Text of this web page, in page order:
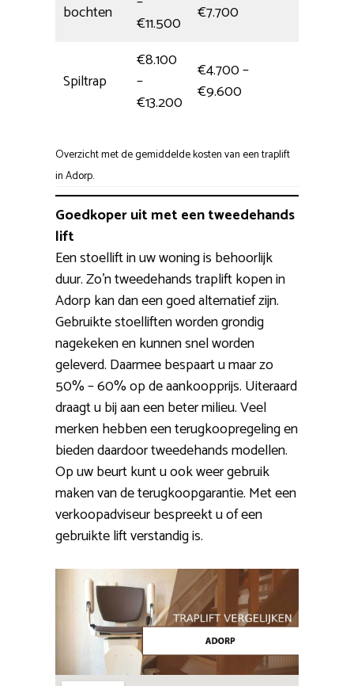
bochten
€11.500
€7.700
Spiltrap
€8.100
–
€13.200
€4.700 –
€9.600
Overzicht met de gemiddelde kosten van een traplift
in Adorp.
Goedkoper uit met een tweedehands
lift
Een stoellift in uw woning is behoorlijk
duur. Zo’n tweedehands traplift kopen in
Adorp kan dan een goed alternatief zijn.
Gebruikte stoelliften worden grondig
nagekeken en kunnen snel worden
geleverd. Daarmee bespaart u maar zo
50% – 60% op de aankoopprijs. Uiteraard
draagt u bij aan een beter milieu. Veel
merken hebben een terugkoopregeling en
bieden daardoor tweedehands modellen.
Op uw beurt kunt u ook weer gebruik
maken van de terugkoopgarantie. Met een
verkoopadviseur bespreekt u of een
gebruikte lift verstandig is.